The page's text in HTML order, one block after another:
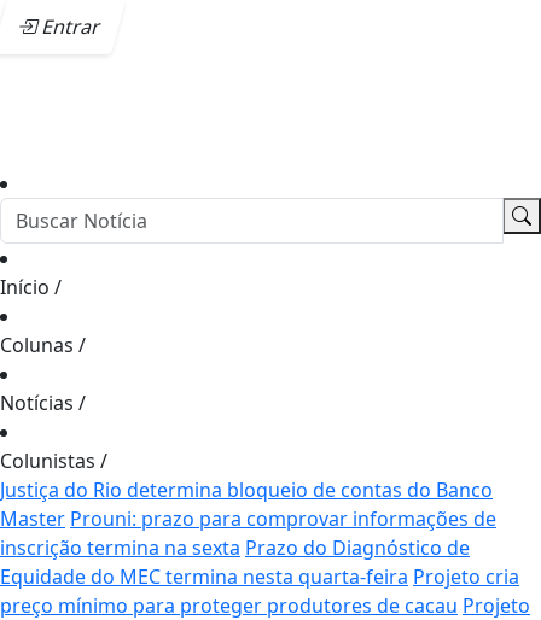
Entrar
Início /
Colunas /
Notícias /
Colunistas /
Justiça do Rio determina bloqueio de contas do Banco
Master Prouni: prazo para comprovar informações de
inscrição termina na sexta Prazo do Diagnóstico de
Equidade do MEC termina nesta quarta-feira Projeto cria
preço mínimo para proteger produtores de cacau Projeto